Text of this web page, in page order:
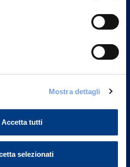
Mostra dettagli
Accetta tutti
selezionati